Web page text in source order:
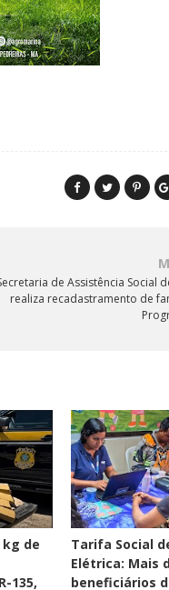
de Assistência Social
realiza recadastramento de
kg de
135,
Tarifa Social
Elétrica: Mais
beneficiários